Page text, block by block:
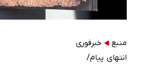
منبع
خبرفوری
انتهای پیام/